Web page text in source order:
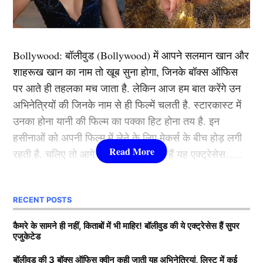
को कैपिटल्स ने 4 विकेट से अपने नाम किया।
इसी मुकाबले के दौरान का एक वीडियो सोशल मीडिया पर तेजी से
वायरल हो रहा है, जिसमें पाकिस्तान के महानतेज गेंदबाज शोएब
अख्तर और पूर्व भारतीय स्पिनर हरभजन सिंह एक दूसरे से भिड़ते
हुए नजर आ रहे हैं।
यह भी पढ़ें:आखिरकार उस तारीख का हो गया खुलासा, जिस दिन
टीम इंडिया को अलविदा कहेंगे रोहित शर्मा, फैंस को देंगे आंसू
दरअसल, यह वीडियो खुद शोएब अख्तर ने सोशल मीडिया पर
शेयर किया और साथ में लिखा है कि यह चैंपियंस ट्रॉफी
(Champions Trophy) के लिए तैयार होने का हमारा अंदाज है।
Bollywood:बॉलीवुड (Bollywood)में आपने सलमान खान और
शाहरूख खान का नाम तो खूब सुना होगा, जिनके बॉक्स ऑफिस
पर आते ही तहलका मच जाता है. लेकिन आज हम बात करेंगे उन
अभिनेत्रियों की जिनके नाम से ही फिल्में चलती है. स्टारकास्ट में
उनका होना यानी की फिल्म का पक्का हिट होना तय है. इन
हसीनाओं को अपनी फिल्म में लेने के लिए मेकर्स के बीच होड़ लगी
रहती है. चलिए तो आगे जानते हैं कौन-कौन हैं यह एक्ट्रेसेस…..
1.दीपिका पादुकोण ( Deepika
Padukone)
RECENT POSTS
कैमरे के सामने ही नहीं, किताबों में भी माहिर! बॉलीवुड की ये एक्ट्रेसेस हैं सुपर
एजुकेटेड
बॉलीवुड की 3 बॉक्स ऑफिस क्वीन कही जाती यह अभिनेत्रियां, लिस्ट में कई